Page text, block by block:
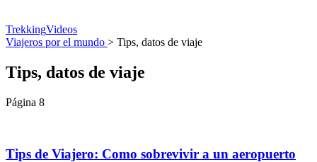
TrekkingVideos
Viajeros por el mundo > Tips, datos de viaje
Tips, datos de viaje
Página 8
Tips de Viajero: Como sobrevivir a un aeropuerto